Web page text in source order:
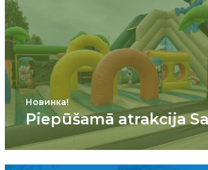
Новинка!
Piepūšamā atrakcija